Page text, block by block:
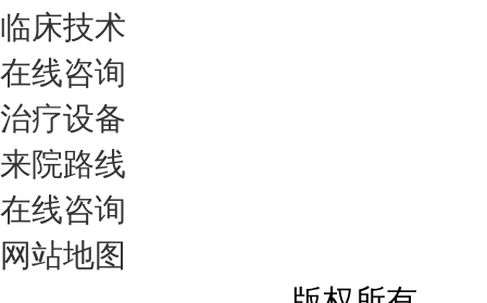
临床技术
在线咨询
治疗设备
来院路线
在线咨询
网站地图